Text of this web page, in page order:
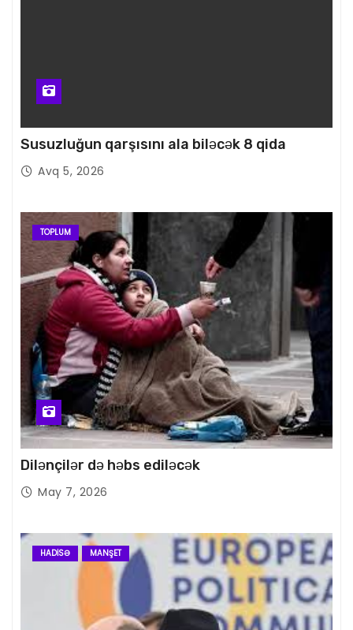
Susuzluğun qarşısını ala biləcək 8 qida
Avq 5, 2026
TOPLUM
Dilənçilər də həbs ediləcək
May 7, 2026
HADISƏ MANŞET